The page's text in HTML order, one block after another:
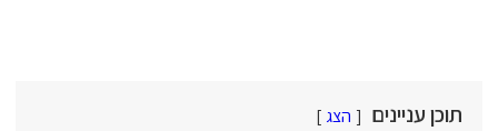
תוכן עניינים הצג